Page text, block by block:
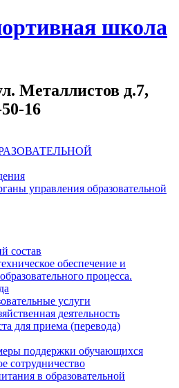
школа
Металлистов д.7,
16
управления образовательной
состав
обеспечение и
процесса.
услуги
деятельность
для приема (перевода)
поддержки обучающихся
сотрудничество
в образовательной